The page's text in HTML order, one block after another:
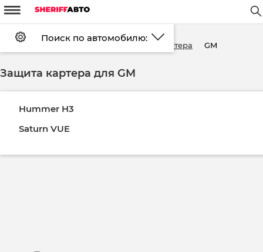
Установка FAQ Оплата
Доставка Контакты
m
W
#
Поиск по автомобилю: d
Главная страница Защита картера GM
Защита картера для GM
Hummer H3
Saturn VUE